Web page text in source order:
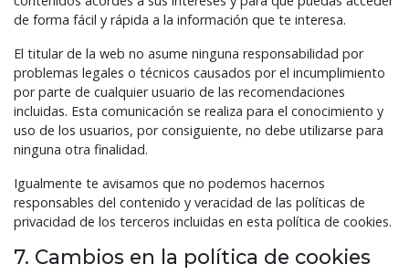
de forma fácil y rápida a la información que te interesa.
El titular de la web no asume ninguna responsabilidad por
problemas legales o técnicos causados por el incumplimiento
por parte de cualquier usuario de las recomendaciones
incluidas. Esta comunicación se realiza para el conocimiento y
uso de los usuarios, por consiguiente, no debe utilizarse para
ninguna otra finalidad.
Igualmente te avisamos que no podemos hacernos
responsables del contenido y veracidad de las políticas de
privacidad de los terceros incluidas en esta política de cookies.
7. Cambios en la política de cookies